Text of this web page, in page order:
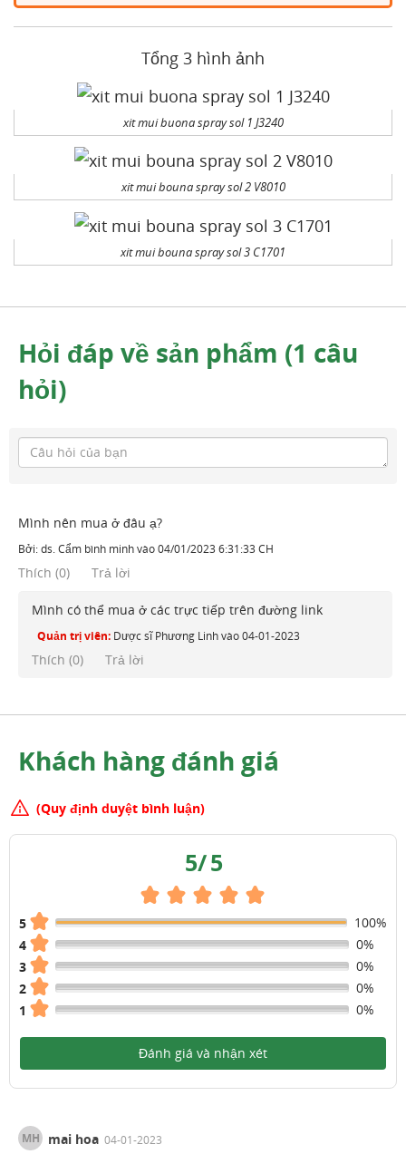
Tổng 3 hình ảnh
xit mui buona spray sol 1 J3240
xit mui bouna spray sol 2 V8010
xit mui bouna spray sol 3 C1701
Hỏi đáp về sản phẩm (1 câu
hỏi)
Mình nên mua ở đâu ạ?
Bởi:ds. Cẩm bình minhvào04/01/2023 6:31:33 CH
Thích (0) Trả lời
Mình có thể mua ở các trực tiếp trên đường link
Quản trị viên: Dược sĩ Phương Linhvào04-01-2023
Thích (0) Trả lời
Khách hàng đánh giá
(Quy định duyệt bình luận)
5/5
5
100%
4
0%
3
0%
2
0%
1
0%
Đánh giá và nhận xét
MH mai hoa 04-01-2023